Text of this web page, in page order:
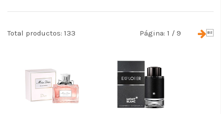
Total productos: 133 Página: 1 / 9 